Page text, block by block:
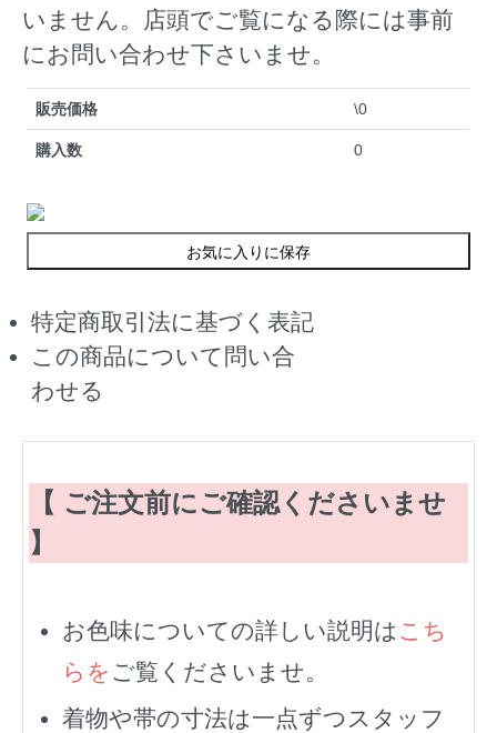
いません。店頭でご覧になる際には事前
にお問い合わせ下さいませ。
販売価格 \0
購入数 0
お気に入りに保存
特定商取引法に基づく表記
この商品について問い合
わせる
【 ご注文前にご確認くださいませ
】
お色味についての詳しい説明は こち
らを ご覧くださいませ。
着物や帯の寸法は一点ずつスタッフ